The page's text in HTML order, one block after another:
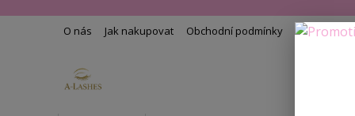
O nás Jak nakupovat Obchodní podmínky Kontakty